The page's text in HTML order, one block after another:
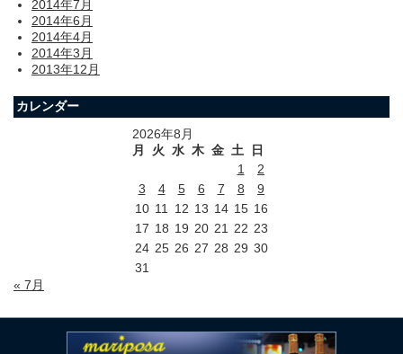
2014年7月
2014年6月
2014年4月
2014年3月
2013年12月
カレンダー
2026年8月
月
火 水 木 金 土
日
1
2
3
4 5 6 7 8
9
10 11 12 13 14 15 16
17 18 19 20 21 22 23
24 25 26 27 28 29 30
31
« 7月